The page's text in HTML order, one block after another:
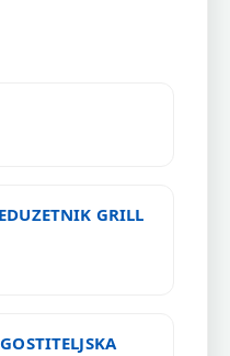
GRILL